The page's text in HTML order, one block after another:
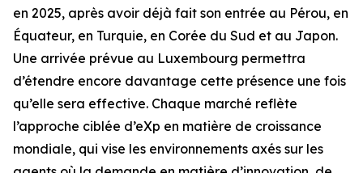
en 2025, après avoir déjà fait son entrée au Pérou, en
Équateur, en Turquie, en Corée du Sud et au Japon.
Une arrivée prévue au Luxembourg permettra
d’étendre encore davantage cette présence une fois
qu’elle sera effective. Chaque marché reflète
l’approche ciblée d’eXp en matière de croissance
mondiale, qui vise les environnements axés sur les